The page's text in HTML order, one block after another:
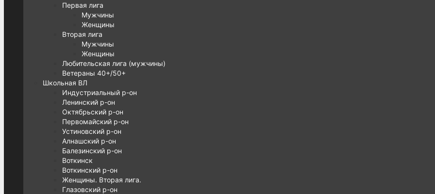
Первая лига
Мужчины
Женщины
Вторая лига
Мужчины
Женщины
Любительская лига (мужчины)
Ветераны 40+/50+
Школьная ВЛ
Индустриальный р-он
Ленинский р-он
Октябрьский р-он
Первомайский р-он
Устиновский р-он
Алнашский р-он
Балезинский р-он
Воткинск
Воткинский р-он
Женщины. Вторая лига.
Глазовский р-он